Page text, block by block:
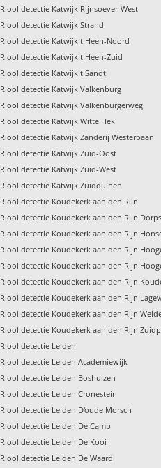
Riool detectie Katwijk Rijnsoever-West
Riool detectie Katwijk Strand
Riool detectie Katwijk t Heen-Noord
Riool detectie Katwijk t Heen-Zuid
Riool detectie Katwijk t Sandt
Riool detectie Katwijk Valkenburg
Riool detectie Katwijk Valkenburgerweg
Riool detectie Katwijk Witte Hek
Riool detectie Katwijk Zanderij Westerbaan
Riool detectie Katwijk Zuid-Oost
Riool detectie Katwijk Zuid-West
Riool detectie Katwijk Zuidduinen
Riool detectie Koudekerk aan den Rijn
Riool detectie Koudekerk aan den Rijn
Riool detectie Koudekerk aan den Rijn
Riool detectie Koudekerk aan den Rijn
Riool detectie Koudekerk aan den Rijn
Riool detectie Koudekerk aan den Rijn
Riool detectie Koudekerk aan den Rijn
Riool detectie Koudekerk aan den Rijn
Riool detectie Koudekerk aan den Rijn
Riool detectie Leiden
Riool detectie Leiden Academiewijk
Riool detectie Leiden Boshuizen
Riool detectie Leiden Cronestein
Riool detectie Leiden D'oude Morsch
Riool detectie Leiden De Camp
Riool detectie Leiden De Kooi
Riool detectie Leiden De Waard